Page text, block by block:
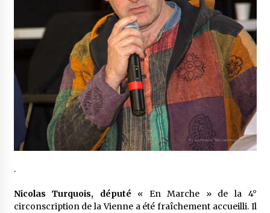
.
Nicolas Turquois, député « En Marche » de la 4°
circonscription de la Vienne a été fraîchement accueilli. Il